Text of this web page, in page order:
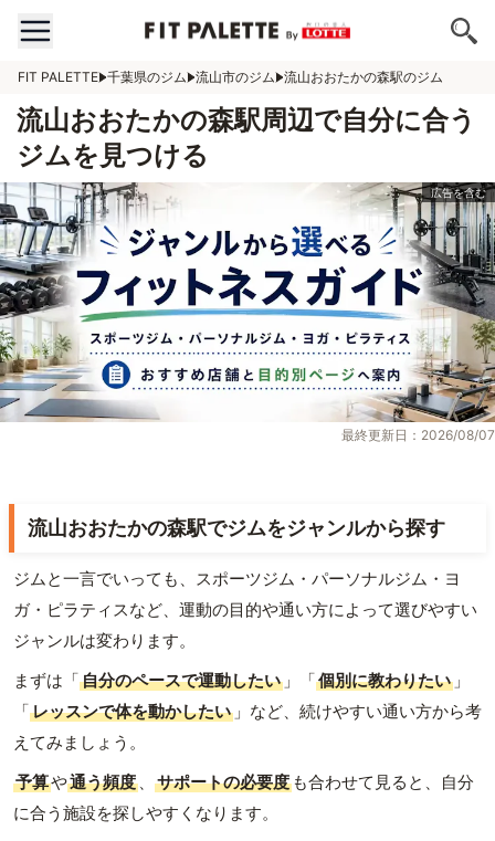
FIT PALETTE 千葉県のジム 流山市のジム 流山おおたかの森駅のジム
流山おおたかの森駅周辺で自分に合う
ジムを見つける
最終更新日：2026/08/07
流山おおたかの森駅でジムをジャンルから探す
ジムと一言でいっても、スポーツジム・パーソナルジム・ヨ
ガ・ピラティスなど、運動の目的や通い方によって選びやすい
ジャンルは変わります。
まずは「自分のペースで運動したい 」「個別に教わりたい 」
「レッスンで体を動かしたい 」など、続けやすい通い方から考
えてみましょう。
予算や通う頻度 、 サポートの必要度 も合わせて見ると、自分
に合う施設を探しやすくなります。